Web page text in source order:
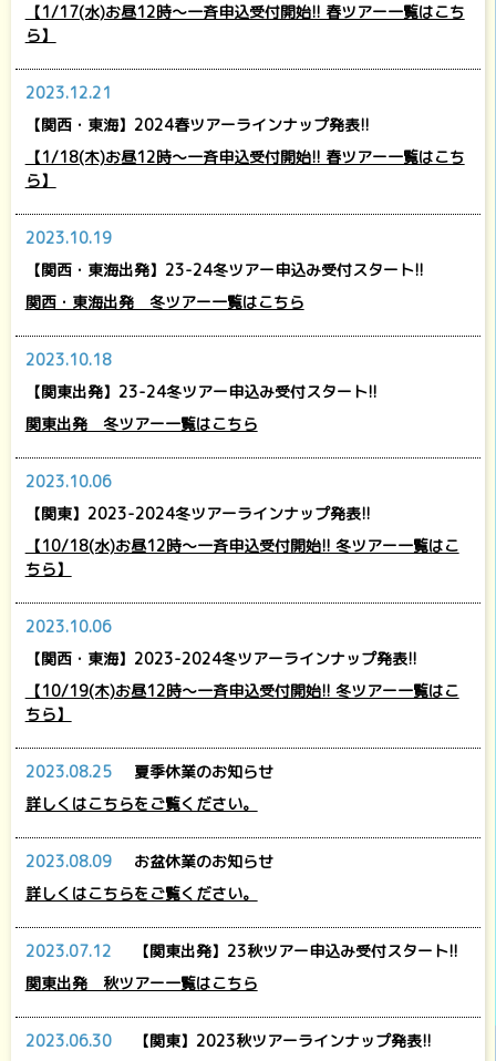
【1/17(水)お昼12時～一斉申込受付開始!! 春ツアー一覧はこち
ら】
2023.12.21
【関西・東海】2024春ツアーラインナップ発表!!
【1/18(木)お昼12時～一斉申込受付開始!! 春ツアー一覧はこち
ら】
2023.10.19
【関西・東海出発】23-24冬ツアー申込み受付スタート!!
関西・東海出発 冬ツアー一覧はこちら
2023.10.18
【関東出発】23-24冬ツアー申込み受付スタート!!
関東出発 冬ツアー一覧はこちら
2023.10.06
【関東】2023-2024冬ツアーラインナップ発表!!
【10/18(水)お昼12時～一斉申込受付開始!! 冬ツアー一覧はこ
ちら】
2023.10.06
【関西・東海】2023-2024冬ツアーラインナップ発表!!
【10/19(木)お昼12時～一斉申込受付開始!! 冬ツアー一覧はこ
ちら】
2023.08.25
夏季休業のお知らせ
詳しくはこちらをご覧ください。
2023.08.09
お盆休業のお知らせ
詳しくはこちらをご覧ください。
2023.07.12
【関東出発】23秋ツアー申込み受付スタート!!
関東出発 秋ツアー一覧はこちら
2023.06.30
【関東】2023秋ツアーラインナップ発表!!